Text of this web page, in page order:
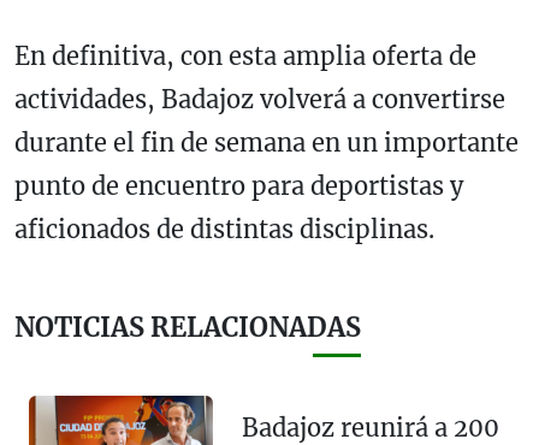
En definitiva, con esta amplia oferta de
actividades, Badajoz volverá a convertirse
durante el fin de semana en un importante
punto de encuentro para deportistas y
aficionados de distintas disciplinas.
NOTICIAS RELACIONADAS
Badajoz reunirá a 200